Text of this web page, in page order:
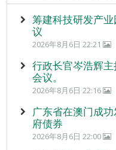
筹建科技研发产
议
2026年8月6日 22:21
行政长官岑浩辉
会议。
2026年8月6日 22:16
广东省在澳门成
府债券
2026年8月6日 22:00